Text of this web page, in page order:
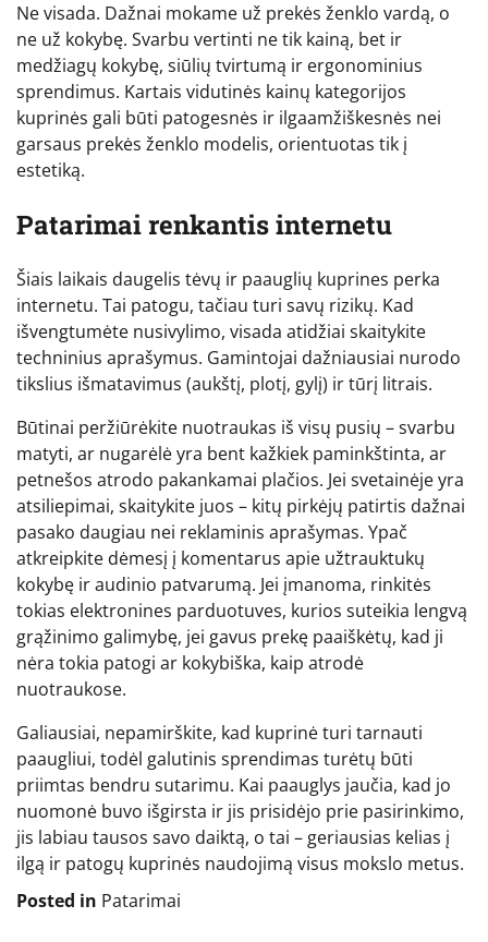
Ne visada. Dažnai mokame už prekės ženklo vardą, o
ne už kokybę. Svarbu vertinti ne tik kainą, bet ir
medžiagų kokybę, siūlių tvirtumą ir ergonominius
sprendimus. Kartais vidutinės kainų kategorijos
kuprinės gali būti patogesnės ir ilgaamžiškesnės nei
garsaus prekės ženklo modelis, orientuotas tik į
estetiką.
Patarimai renkantis internetu
Šiais laikais daugelis tėvų ir paauglių kuprines perka
internetu. Tai patogu, tačiau turi savų rizikų. Kad
išvengtumėte nusivylimo, visada atidžiai skaitykite
techninius aprašymus. Gamintojai dažniausiai nurodo
tikslius išmatavimus (aukštį, plotį, gylį) ir tūrį litrais.
Būtinai peržiūrėkite nuotraukas iš visų pusių – svarbu
matyti, ar nugarėlė yra bent kažkiek paminkštinta, ar
petnešos atrodo pakankamai plačios. Jei svetainėje yra
atsiliepimai, skaitykite juos – kitų pirkėjų patirtis dažnai
pasako daugiau nei reklaminis aprašymas. Ypač
atkreipkite dėmesį į komentarus apie užtrauktukų
kokybę ir audinio patvarumą. Jei įmanoma, rinkitės
tokias elektronines parduotuves, kurios suteikia lengvą
grąžinimo galimybę, jei gavus prekę paaiškėtų, kad ji
nėra tokia patogi ar kokybiška, kaip atrodė
nuotraukose.
Galiausiai, nepamirškite, kad kuprinė turi tarnauti
paaugliui, todėl galutinis sprendimas turėtų būti
priimtas bendru sutarimu. Kai paauglys jaučia, kad jo
nuomonė buvo išgirsta ir jis prisidėjo prie pasirinkimo,
jis labiau tausos savo daiktą, o tai – geriausias kelias į
ilgą ir patogų kuprinės naudojimą visus mokslo metus.
Posted in Patarimai